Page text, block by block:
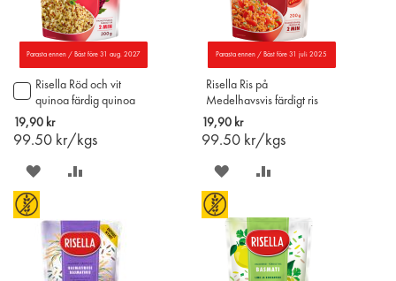
Parasta ennen / Bäst före 31 aug. 2027
Risella Röd och vit
quinoa färdig quinoa
200g
19,90 kr
99.50 kr/kgs
Lägg
till
i
varukorgen
SPARA
ÖNSKELISTAN
JÄMFÖR
Parasta ennen / Bäst före 31 juli 2025
Risella Ris på
Medelhavsvis färdigt ris
200g
19,90 kr
99.50 kr/kgs
SPARA
ÖNSKELISTAN
JÄMFÖR